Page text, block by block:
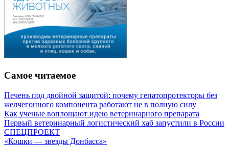
Самое читаемое
Печень под двойной защитой: почему гепатопротекторы без
желчегонного компонента работают не в полную силу
Как ученые воплощают идею ветеринарного препарата
Первый ветеринарный логистический хаб запустили в России
СПЕЦПРОЕКТ
«Кошки — звезды Донбасса»